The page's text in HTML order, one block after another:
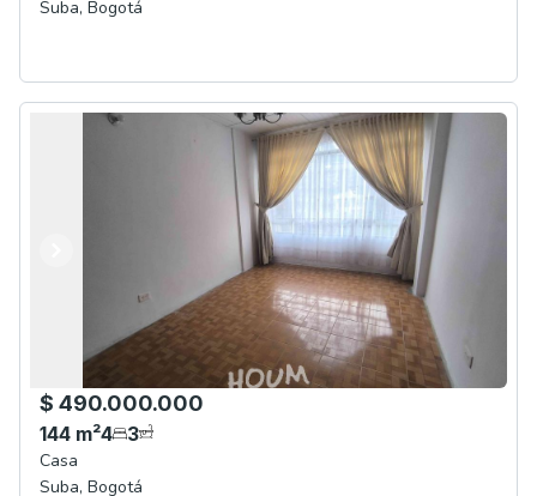
Suba, Bogotá
$ 490.000.000
144 m²4 3
Casa
Suba, Bogotá